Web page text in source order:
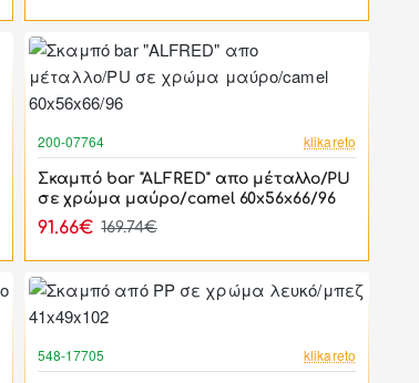
200-07764 klikareto
Σκαμπό bar "ALFRED" απο μέταλλο/PU
σε χρώμα μαύρο/camel 60x56x66/96
91.66€ 169.74€
548-17705 klikareto